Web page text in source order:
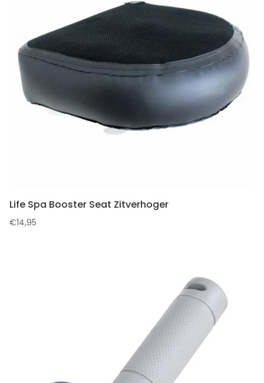
Life Spa Booster Seat Zitverhoger
€14,95